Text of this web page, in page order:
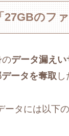
27GBのフ
のデータ漏えい
ータを奪取 し
ータには以下